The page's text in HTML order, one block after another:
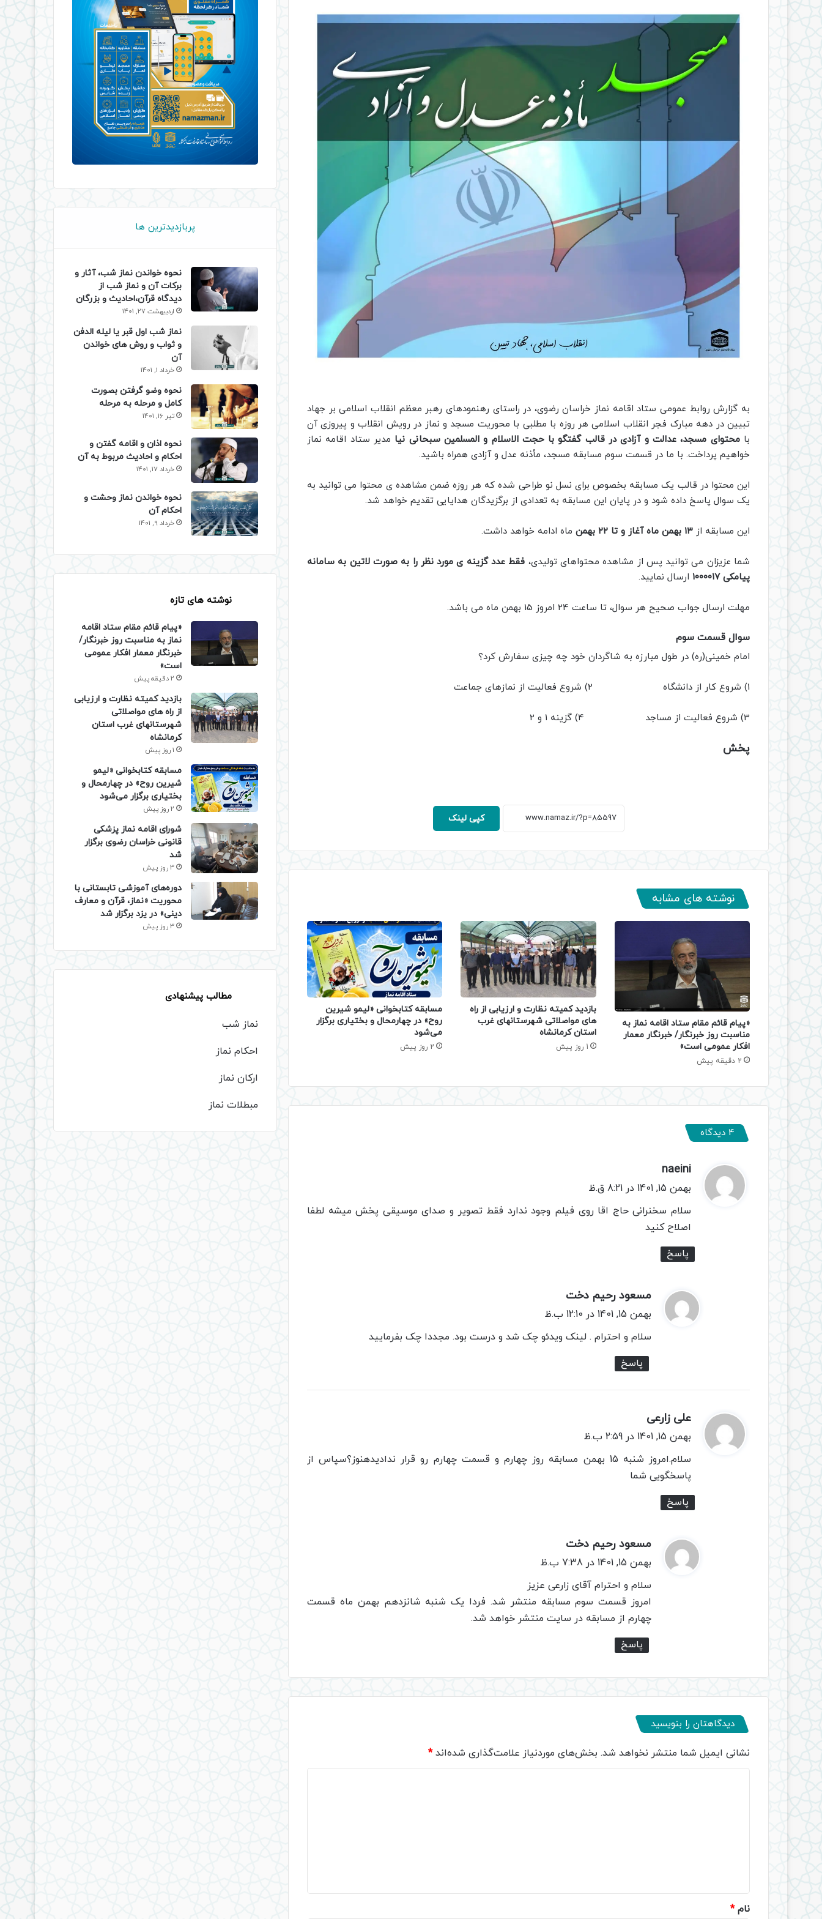
به گزارش روابط عمومی ستاد اقامه نماز خراسان رضوی، در راستای رهنمودهای رهبر معظم انقلاب اسلامی بر جهاد
تبیین در دهه مبارک فجر انقلاب اسلامی هر روزه با مطلبی با محوریت مسجد و نماز در رویش انقلاب و پیروزی آن
با محتوای مسجد، عدالت و آزادی در قالب گفتگو با حجت الاسلام و المسلمین سبحانی نیا مدیر ستاد اقامه نماز
خواهیم پرداخت. با ما در قسمت سوم مسابقه مسجد، مأذنه عدل و آزادی همراه باشید.
این محتوا در قالب یک مسابقه بخصوص برای نسل نو طراحی شده که هر روزه ضمن مشاهده ی محتوا می توانید به
یک سوال پاسخ داده شود و در پایان این مسابقه به تعدادی از برگزیدگان هدایایی تقدیم خواهد شد.
این مسابقه از ۱۳ بهمن ماه آغاز و تا ۲۲ بهمن ماه ادامه خواهد داشت.
شما عزیزان می توانید پس از مشاهده محتواهای تولیدی، فقط عدد گزینه ی مورد نظر را به صورت لاتین به سامانه
پیامکی ۱۰۰۰۰۱۷
ارسال نمایید.
مهلت ارسال جواب صحیح هر سوال، تا ساعت 24 امروز 15 بهمن ماه می باشد.
سوال قسمت سوم
امام خمینی(ره) در طول مبارزه به شاگردان خود چه چیزی سفارش کرد؟
1) شروع کار از دانشگاه 2) شروع فعالیت از نمازهای جماعت
3) شروع فعالیت از مساجد 4) گزینه 1 و 2
پخش
کپی لینک
نوشته های مشابه
«پیام قائم مقام ستاد اقامه نماز به
مناسبت روز خبرنگار/ خبرنگار معمار
افکار عمومی است»
2 دقیقه پیش
بازدید کمیته نظارت و ارزیابی از راه
های مواصلاتی شهرستانهای غرب
استان کرمانشاه
1 روز پیش
مسابقه کتابخوانی «لیمو شیرین
روح» در چهارمحال و بختیاری برگزار
می‌شود
2 روز پیش
4 دیدگاه
naeini
ف بهمن 15, 1401 در 8:21 ق.ظ
سلام سخنرانی حاج اقا روی فیلم وجود ندارد فقط تصویر و صدای موسیقی پخش میشه لطفا
اصلاح کنید
پاسخ
مسعود رحیم دخت
ف
بهمن 15, 1401 در 12:10 ب.ظ
سلام و احترام . لینک ویدئو چک شد و درست بود. مجددا چک بفرمایید
پاسخ
علی زارعی
ف
بهمن 15, 1401 در 2:59 ب.ظ
سلام.امروز شنبه 15 بهمن مسابقه روز چهارم و قسمت چهارم رو قرار ندادیدهنوز؟سپاس از
پاسخگویی شما
پاسخ
مسعود رحیم دخت
ف
:
بهمن 15, 1401 در 7:38 ب.ظ
سلام و احترام آقای زارعی عزیز
امروز قسمت سوم مسابقه منتشر شد. فردا یک شنبه شانزدهم بهمن ماه قسمت
چهارم از مسابقه در سایت منتشر خواهد شد.
پاسخ
دیدگاهتان را بنویسید
نشانی ایمیل شما منتشر نخواهد شد. بخش‌های موردنیاز علامت‌گذاری شده‌اند*
نام*
پربازدیدترین ها
نحوه خواندن نماز شب، آثار و
برکات آن و نماز شب از
دیدگاه قرآن،احادیث و بزرگان
اردیبهشت 27, 1401
نماز شب اول قبر یا لیله الدفن
و ثواب و روش های خواندن
آن
خرداد 1, 1401
نحوه وضو گرفتن بصورت
کامل و مرحله به مرحله
تیر 16, 1401
نحوه اذان و اقامه گفتن و
احکام و احادیث مربوط به آن
خرداد 17, 1401
نحوه خواندن نماز وحشت و
احکام آن
خرداد 9, 1401
نوشته های تازه
«پیام قائم مقام ستاد اقامه
نماز به مناسبت روز خبرنگار/
خبرنگار معمار افکار عمومی
است»
2 دقیقه پیش
بازدید کمیته نظارت و ارزیابی
از راه های مواصلاتی
شهرستانهای غرب استان
کرمانشاه
1 روز پیش
مسابقه کتابخوانی «لیمو
شیرین روح» در چهارمحال و
بختیاری برگزار می‌شود
2 روز پیش
شورای اقامه نماز پزشکی
قانونی خراسان رضوی برگزار
شد
3 روز پیش
دوره‌های آموزشی تابستانی با
محوریت «نماز، قرآن و معارف
دینی» در یزد برگزار شد
3 روز پیش
مطالب پیشنهادی
نماز شب
احکام نماز
ارکان نماز
مبطلات نماز